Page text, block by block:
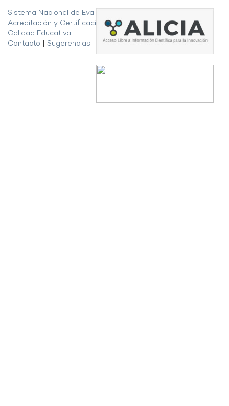
Sistema Nacional de Evaluación,
Acreditación y Certificación de la
Calidad Educativa
Contacto
Sugerencias